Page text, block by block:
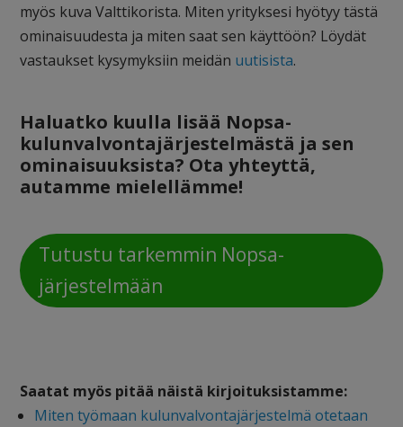
myös kuva Valttikorista. Miten yrityksesi hyötyy tästä
ominaisuudesta ja miten saat sen käyttöön? Löydät
vastaukset kysymyksiin meidän uutisista.
Haluatko kuulla lisää Nopsa-
kulunvalvontajärjestelmästä ja sen
ominaisuuksista? Ota yhteyttä,
autamme mielellämme!
Tutustu tarkemmin Nopsa-
järjestelmään
Saatat myös pitää näistä kirjoituksistamme:
Miten työmaan kulunvalvontajärjestelmä otetaan